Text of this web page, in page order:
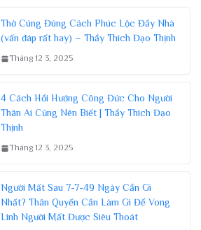
Thờ Cúng Đúng Cách Phúc Lộc Đầy Nhà
(vấn đáp rất hay) – Thầy Thích Đạo Thịnh
Tháng 12 3, 2025
4 Cách Hồi Hướng Công Đức Cho Người
Thân Ai Cũng Nên Biết | Thầy Thích Đạo
Thịnh
Tháng 12 3, 2025
Người Mất Sau 7-7-49 Ngày Cần Gì
Nhất? Thân Quyến Cần Làm Gì Để Vong
Linh Người Mất Được Siêu Thoát